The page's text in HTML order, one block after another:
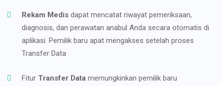
Rekam Medis dapat mencatat riwayat pemeriksaan,
diagnosis, dan perawatan anabul Anda secara otomatis di
aplikasi. Pemilik baru apat mengakses setelah proses
Transfer Data
Fitur Transfer Data memungkinkan pemilik baru